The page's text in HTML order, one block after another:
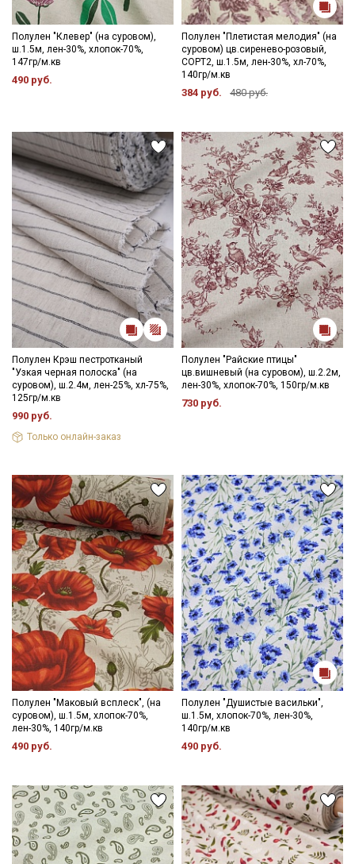
Полулен "Клевер" (на суровом),
ш.1.5м, лен-30%, хлопок-70%,
147гр/м.кв
490 руб.
Полулен "Плетистая мелодия" (на
суровом) цв.сиренево-розовый,
СОРТ2, ш.1.5м, лен-30%, хл-70%,
140гр/м.кв
384 руб. 480 руб.
Полулен Крэш пестротканый
"Узкая черная полоска" (на
суровом), ш.2.4м, лен-25%, хл-75%,
125гр/м.кв
990 руб.
Только онлайн-заказ
Полулен "Райские птицы"
цв.вишневый (на суровом), ш.2.2м,
лен-30%, хлопок-70%, 150гр/м.кв
730 руб.
Полулен "Маковый всплеск", (на
суровом), ш.1.5м, хлопок-70%,
лен-30%, 140гр/м.кв
490 руб.
Полулен "Душистые васильки",
ш.1.5м, хлопок-70%, лен-30%,
140гр/м.кв
490 руб.